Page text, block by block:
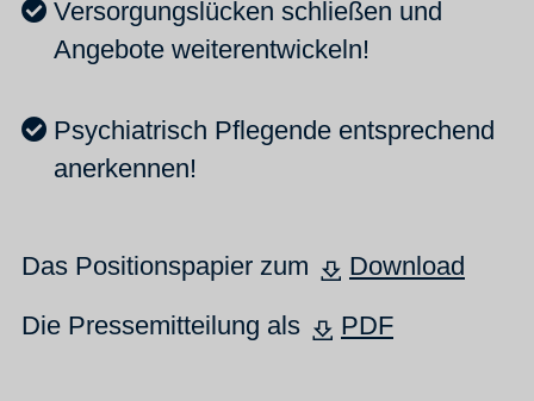
Versorgungslücken schließen und
Angebote weiterentwickeln!
Psychiatrisch Pflegende entsprechend
anerkennen!
Das Positionspapier zum
Download
Die Pressemitteilung als
PDF